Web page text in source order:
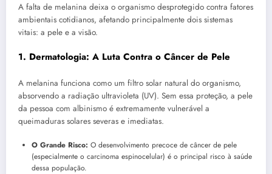
A falta de melanina deixa o organismo desprotegido contra fatores
ambientais cotidianos, afetando principalmente dois sistemas
vitais: a pele e a visão.
1. Dermatologia: A Luta Contra o Câncer de Pele
A melanina funciona como um filtro solar natural do organismo,
absorvendo a radiação ultravioleta (UV). Sem essa proteção, a pele
da pessoa com albinismo é extremamente vulnerável a
queimaduras solares severas e imediatas.
O Grande Risco: O desenvolvimento precoce de câncer de pele
(especialmente o carcinoma espinocelular) é o principal risco à saúde
dessa população.